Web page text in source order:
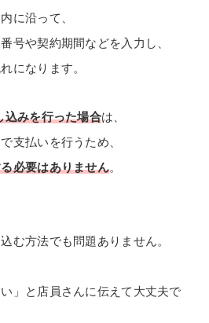
に沿って、
号や契約期間などを入力し、
になります。
込みを行った場合は、
支払いを行うため、
必要はありません。
む方法でも問題ありません。
」と店員さんに伝えて大丈夫で